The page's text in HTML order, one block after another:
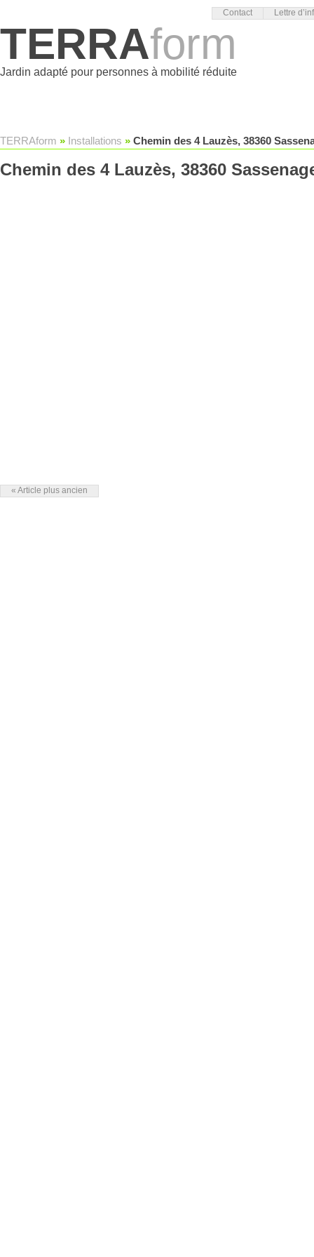
Contact Lettre
TERRAform
Jardin adapté pour personnes à mobilité réduite
TERRAform » Installations » Chemin des 4 Lauzès, 38360
Chemin des 4 Lauzès, 38360
« Article plus ancien